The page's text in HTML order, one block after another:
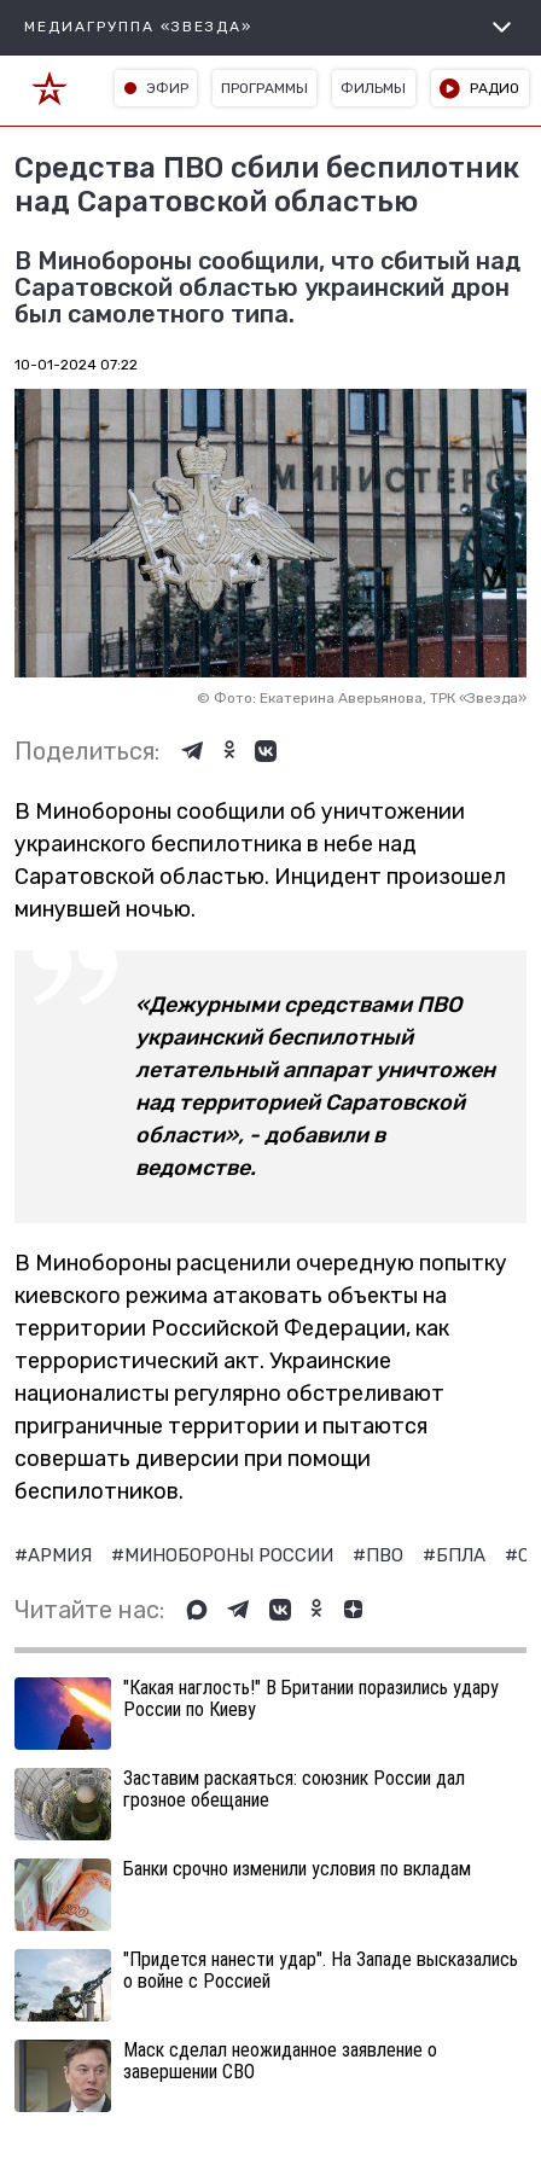
МЕДИАГРУППА «ЗВЕЗДА»
ЭФИР ПРОГРАММЫ ФИЛЬМЫ РАДИО
Средства ПВО сбили беспилотник
над Саратовской областью
В Минобороны сообщили, что сбитый над
Саратовской областью украинский дрон
был самолетного типа.
10-01-2024 07:22
© Фото: Екатерина Аверьянова, ТРК «Звезда»
Поделиться:
В Минобороны сообщили об уничтожении
украинского беспилотника в небе над
Саратовской областью. Инцидент произошел
минувшей ночью.
«Дежурными средствами ПВО
украинский беспилотный
летательный аппарат уничтожен
над территорией Саратовской
области», - добавили в
ведомстве.
В Минобороны расценили очередную попытку
киевского режима атаковать объекты на
территории Российской Федерации, как
террористический акт. Украинские
националисты регулярно обстреливают
приграничные территории и пытаются
совершать диверсии при помощи
беспилотников.
#АРМИЯ #МИНОБОРОНЫ РОССИИ #ПВО #БПЛА
Читайте нас:
"Какая наглость!" В Британии поразились удару
России по Киеву
Заставим раскаяться: союзник России дал
грозное обещание
Банки срочно изменили условия по вкладам
"Придется нанести удар". На Западе высказались
о войне с Россией
Маск сделал неожиданное заявление о
завершении СВО